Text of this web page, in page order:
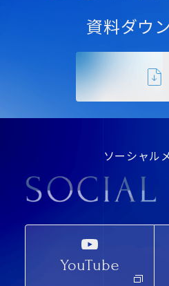
資料ダウ
ソーシャル
YouTube